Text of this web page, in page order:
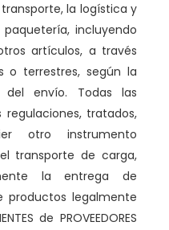
la logística y
incluyendo
artículos, a través
o terrestres, según la
envío. Todas las
tratados,
otro instrumento
transporte de carga,
la entrega de
productos legalmente
de PROVEEDORES